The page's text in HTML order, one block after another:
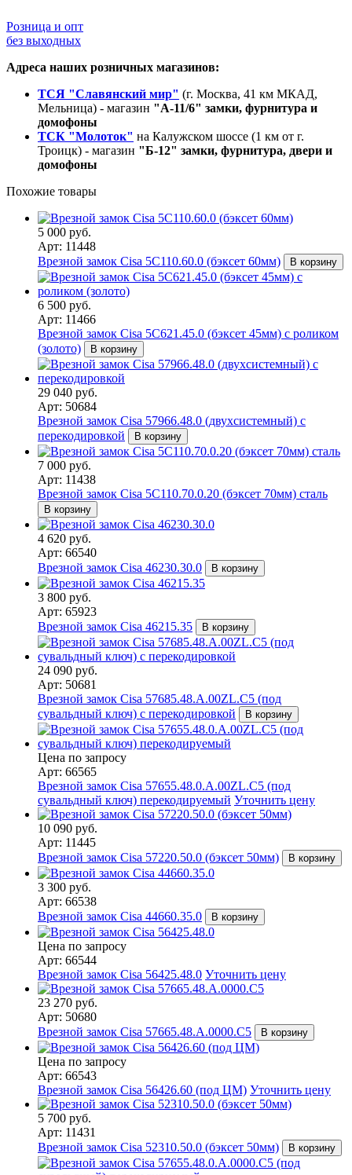
Розница и опт
без выходных
Адреса наших розничных магазинов:
ТСЯ "Славянский мир" (г. Москва, 41 км МКАД,
Мельница) - магазин "А-11/6" замки, фурнитура и
домофоны
ТСК "Молоток" на Калужском шоссе (1 км от г.
Троицк) - магазин "Б-12" замки, фурнитура, двери и
домофоны
Похожие товары
5 000 руб.
Арт: 11448
Врезной замок Cisa 5C110.60.0 (бэксет 60мм)
В корзину
6 500 руб.
Арт: 11466
Врезной замок Cisa 5С621.45.0 (бэксет 45мм) с роликом
(золото)
В корзину
29 040 руб.
Арт: 50684
Врезной замок Cisa 57966.48.0 (двухсистемный) с
перекодировкой
В корзину
7 000 руб.
Арт: 11438
Врезной замок Cisa 5C110.70.0.20 (бэксет 70мм) сталь
В корзину
4 620 руб.
Арт: 66540
Врезной замок Cisa 46230.30.0
В корзину
3 800 руб.
Арт: 65923
Врезной замок Cisa 46215.35
В корзину
24 090 руб.
Арт: 50681
Врезной замок Cisa 57685.48.A.00ZL.C5 (под
сувальдный ключ) с перекодировкой
В корзину
Цена по запросу
Арт: 66565
Врезной замок Cisa 57655.48.0.A.00ZL.C5 (под
сувальдный ключ) перекодируемый Уточнить цену
10 090 руб.
Арт: 11445
Врезной замок Cisa 57220.50.0 (бэксет 50мм)
В корзину
3 300 руб.
Арт: 66538
Врезной замок Cisa 44660.35.0
В корзину
Цена по запросу
Арт: 66544
Врезной замок Cisa 56425.48.0 Уточнить цену
23 270 руб.
Арт: 50680
Врезной замок Cisa 57665.48.A.0000.C5
В корзину
Цена по запросу
Арт: 66543
Врезной замок Cisa 56426.60 (под ЦМ) Уточнить цену
5 700 руб.
Арт: 11431
Врезной замок Cisa 52310.50.0 (бэксет 50мм)
В корзину